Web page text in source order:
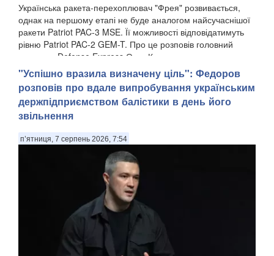
Українська ракета-перехоплювач "Фрея" розвивається,
однак на першому етапі не буде аналогом найсучаснішої
ракети Patriot PAC-3 MSE. Її можливості відповідатимуть
рівню Patriot PAC-2 GEM-T. Про це розповів головний
редактор Defense Express Олег Катков у...
"Успішно вразила визначену ціль": Федоров
розповів про вдале випробування українським
держпідприємством балістики в день його
звільнення
п’ятниця, 7 серпень 2026, 7:54